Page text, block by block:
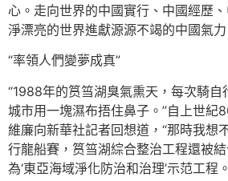
心。走向世界的中國實行、中國經歷
淨漂亮的世界進獻源源不竭的中國氣力
“率領人們變夢成真”
“1988年的筼筜湖臭氣熏天，每次騎
城市用一塊濕布捂住鼻子。”自上世紀
維廉向新華社記者回想道，“那時我想
行龍船賽，筼筜湖綜合整治工程還被
為‘東亞海域淨化防治和治理’示范工程